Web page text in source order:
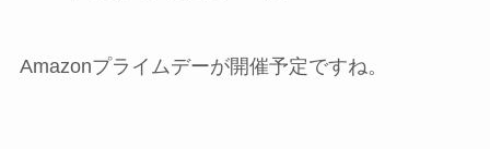
Amazonプライムデーが開催予定ですね。